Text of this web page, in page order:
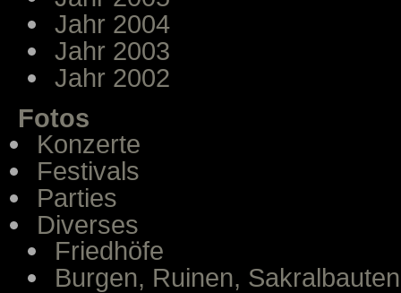
Jahr 2004
Jahr 2003
Jahr 2002
Fotos
Konzerte
Festivals
Parties
Diverses
Friedhöfe
Burgen, Ruinen, Sakralbauten